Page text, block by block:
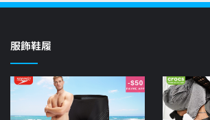
服飾鞋履